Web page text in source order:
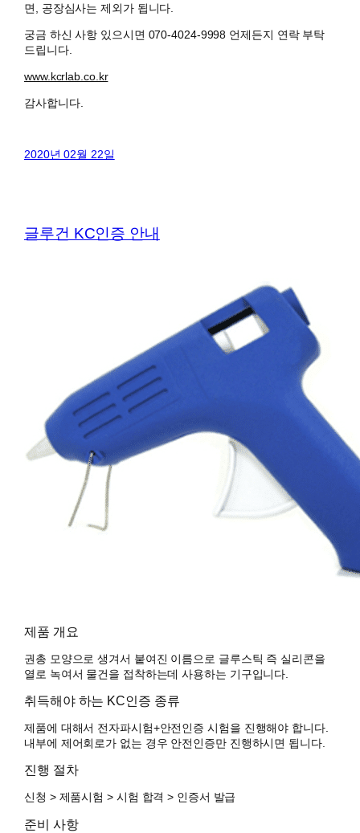
면, 공장심사는 제외가 됩니다.
궁금 하신 사항 있으시면 070-4024-9998 언제든지 연락 부탁
드립니다.
www.kcrlab.co.kr
감사합니다.
2020년 02월 22일
글루건 KC인증 안내
제품 개요
권총 모양으로 생겨서 붙여진 이름으로 글루스틱 즉 실리콘을
열로 녹여서 물건을 접착하는데 사용하는 기구입니다.
취득해야 하는 KC인증 종류
제품에 대해서 전자파시험+안전인증 시험을 진행해야 합니다.
내부에 제어회로가 없는 경우 안전인증만 진행하시면 됩니다.
진행 절차
신청 > 제품시험 > 시험 합격 > 인증서 발급
준비 사항